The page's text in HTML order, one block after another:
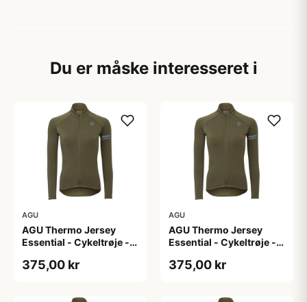
Du er måske interesseret i
AGU
AGU Thermo Jersey
Essential - Cykeltrøje -
L
375,00 kr
AGU
AGU Thermo Jersey
Essential - Cykeltrøje -
M
375,00 kr